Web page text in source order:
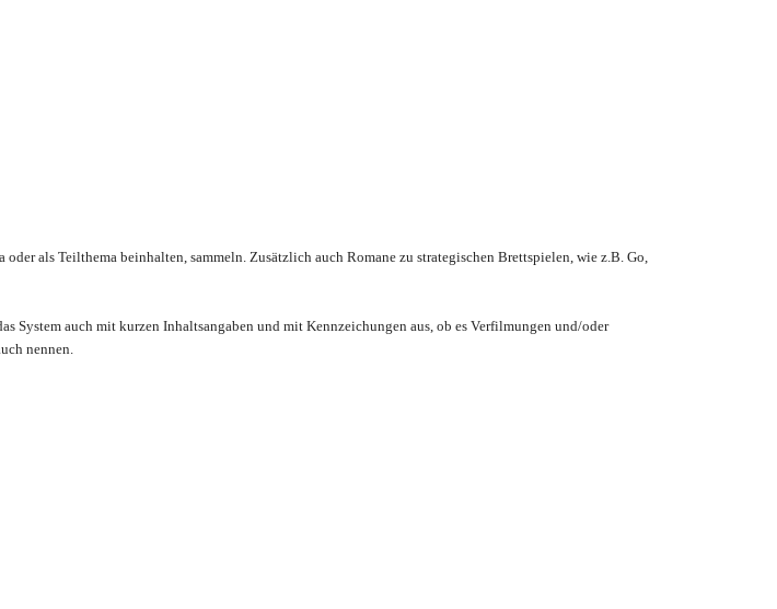
als Teilthema beinhalten, sammeln. Zusätzlich auch Romane zu strategischen Brettspielen, wie z.B. Go,
System auch mit kurzen Inhaltsangaben und mit Kennzeichungen aus, ob es Verfilmungen und/oder
nennen.